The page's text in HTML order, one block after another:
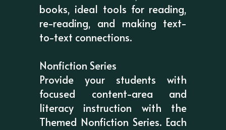
books, ideal tools for reading,
re-reading, and making text-
to-text connections.
Nonfiction Series
Provide your students with
focused content-area and
literacy instruction with the
Themed Nonfiction Series. Each